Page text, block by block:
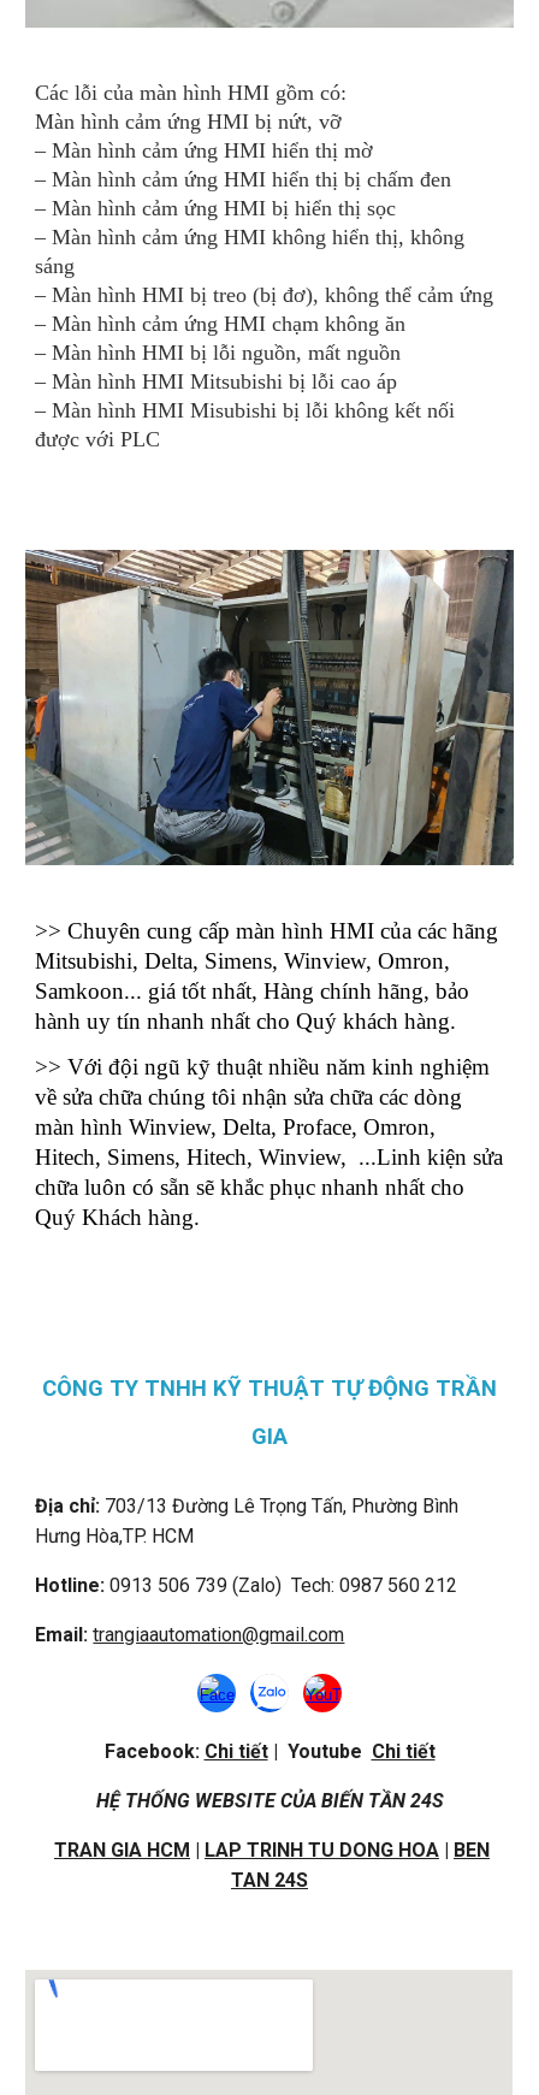
Các lỗi của màn hình HMI gồm có:
Màn hình cảm ứng HMI bị nứt, vỡ
– Màn hình cảm ứng HMI hiển thị mờ
– Màn hình cảm ứng HMI hiển thị bị chấm đen
– Màn hình cảm ứng HMI bị hiển thị sọc
– Màn hình cảm ứng HMI không hiển thị, không
sáng
– Màn hình HMI bị treo (bị đơ), không thể cảm ứng
– Màn hình cảm ứng HMI chạm không ăn
– Màn hình HMI bị lỗi nguồn, mất nguồn
– Màn hình HMI Mitsubishi bị lỗi cao áp
– Màn hình HMI Misubishi bị lỗi không kết nối
được với PLC
>> Chuyên cung cấp màn hình HMI của các hãng
Mitsubishi, Delta, Simens, Winview, Omron,
Samkoon... giá tốt nhất, Hàng chính hãng, bảo
hành uy tín nhanh nhất cho Quý khách hàng.
>> Với đội ngũ kỹ thuật nhiều năm kinh nghiệm
về sửa chữa chúng tôi nhận sửa chữa các dòng
màn hình Winview, Delta, Proface, Omron,
Hitech, Simens, Hitech, Winview, ...Linh kiện sửa
chữa luôn có sẵn sẽ khắc phục nhanh nhất cho
Quý Khách hàng.
CÔNG TY TNHH KỸ THUẬT TỰ ĐỘNG TRẦN
GIA
Địa chỉ: 703/13 Đường Lê Trọng Tấn, Phường Bình
Hưng Hòa,TP. HCM
Hotline: 0913 506 739 (Zalo) Tech: 0987 560 212
Email:trangiaautomation@gmail.com
Facebook: Chi tiết| Youtube Chi tiết
HỆ THỐNG WEBSITE CỦA BIẾN TẦN 24S
TRAN GIA HCM | LAP TRINH TU DONG HOA | BEN
TAN 24S